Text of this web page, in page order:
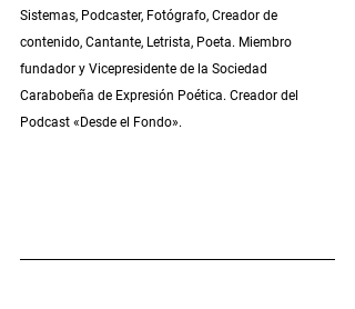
Sistemas, Podcaster, Fotógrafo, Creador de
contenido, Cantante, Letrista, Poeta. Miembro
fundador y Vicepresidente de la Sociedad
Carabobeña de Expresión Poética. Creador del
Podcast «Desde el Fondo».